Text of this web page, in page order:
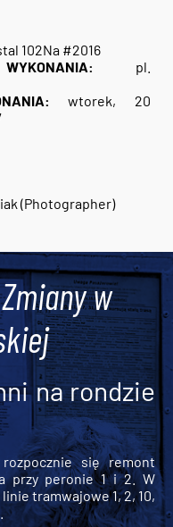
102Na #2016
pl.
wtorek, 20
(Photographer)
w
na rondzie
się remont
przy peronie 1 i 2. W
tramwajowe 1, 2, 10,